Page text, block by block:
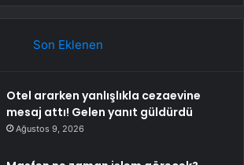
Son Eklenen
Otel ararken yanlışlıkla cezaevine
mesaj attı! Gelen yanıt güldürdü
Ağustos 9, 2026